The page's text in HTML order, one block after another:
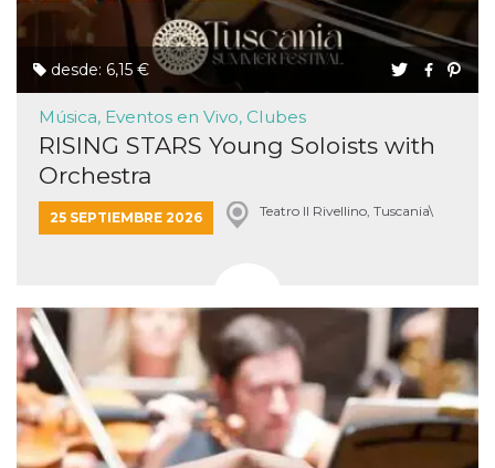
desde: 6,15 €
Música, Eventos en Vivo, Clubes
RISING STARS Young Soloists with
Orchestra
25 SEPTIEMBRE 2026 Teatro Il Rivellino, Tuscania\